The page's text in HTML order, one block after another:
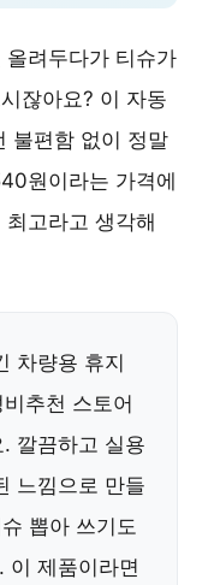
려두다가 티슈가
잖아요? 이 자동
불편함 없이 정말
원이라는 가격에
고라고 생각해
차량용 휴지
추천 스토어
깔끔하고 실용
느낌으로 만들
뽑아 쓰기도
이 제품이라면